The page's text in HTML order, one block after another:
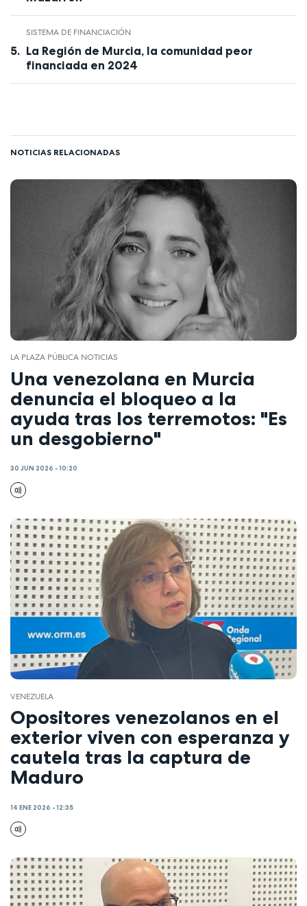
SISTEMA DE FINANCIACIÓN
La Región de Murcia, la comunidad peor
financiada en 2024
NOTICIAS RELACIONADAS
LA PLAZA PÚBLICA NOTICIAS
Una venezolana en Murcia
denuncia el bloqueo a la
ayuda tras los terremotos: "Es
un desgobierno"
30 JUN 2026 - 10:20
VENEZUELA
Opositores venezolanos en el
exterior viven con esperanza y
cautela tras la captura de
Maduro
14 ENE 2026 - 12:35